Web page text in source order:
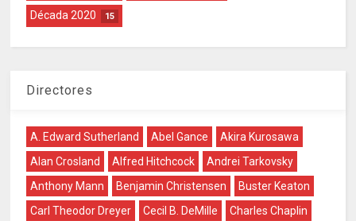
Década 2020 15
Directores
A. Edward Sutherland Abel Gance
Akira Kurosawa
Alan Crosland
Alfred Hitchcock
Andrei Tarkovsky
Anthony Mann
Benjamin Christensen
Buster Keaton
Carl Theodor Dreyer
Cecil B. DeMille
Charles Chaplin